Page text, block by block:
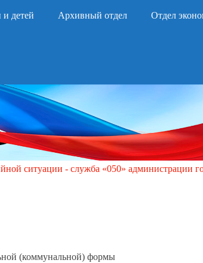
и детей Архивный отдел Отдел
- служба «050» администрации города
(коммунальной) формы